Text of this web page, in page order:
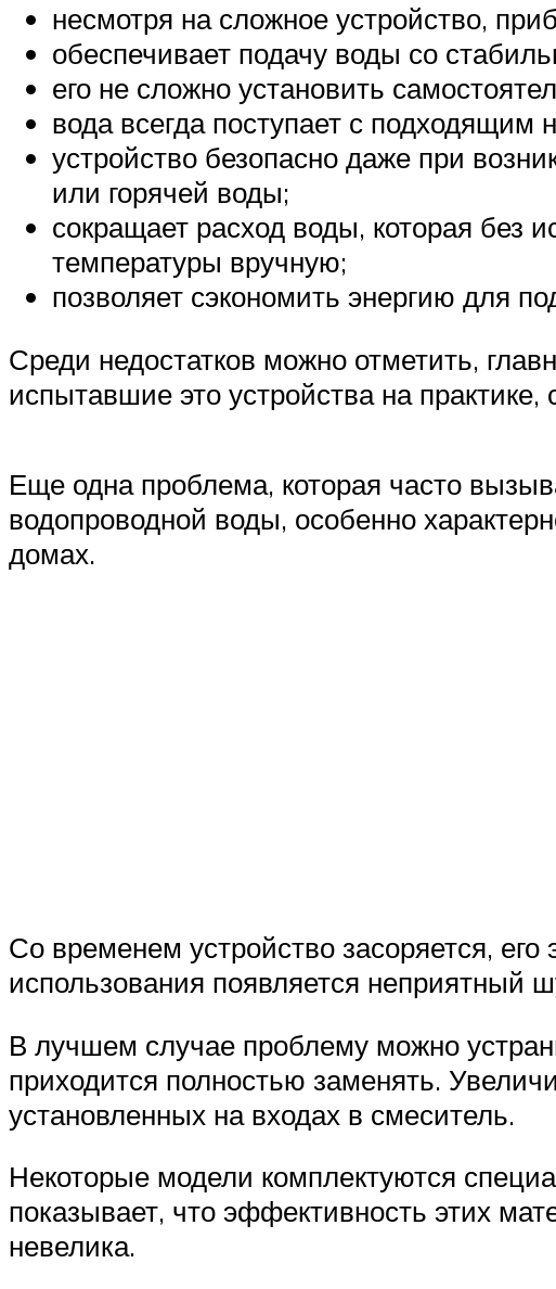
несмотря на сложное устройство,
обеспечивает подачу воды со
его не сложно установить
вода всегда поступает с подходящим
устройство безопасно даже при
или горячей воды;
сокращает расход воды, которая без
температуры вручную;
позволяет сэкономить энергию для
Среди недостатков можно отметить,
испытавшие это устройства на
Еще одна проблема, которая часто
водопроводной воды, особенно
домах.
Со временем устройство засоряется,
использования появляется неприятный
В лучшем случае проблему можно
приходится полностью заменять.
установленных на входах в смеситель.
Некоторые модели комплектуются
показывает, что эффективность этих
невелика.